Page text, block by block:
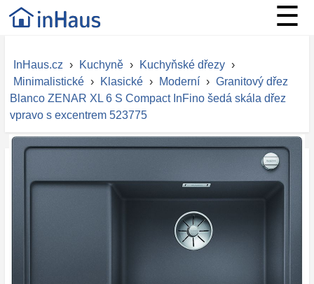
☰
InHaus.cz › Kuchyně › Kuchyňské dřezy ›
Minimalistické › Klasické › Moderní › Granitový dřez
Blanco ZENAR XL 6 S Compact InFino šedá skála dřez
vpravo s excentrem 523775